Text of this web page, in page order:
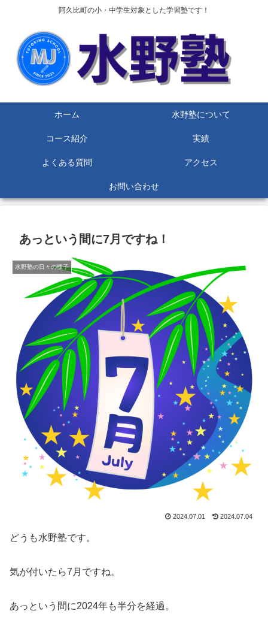
阿久比町の小・中学生対象とした学習塾です！
ホーム 水野塾について
コース紹介 実績
よくある質問 アクセス
お問い合わせ
あっという間に7月ですね！
水野塾の日々の様子
2024.07.01 2024.07.04
どうも水野塾です。
気が付いたら7月ですね。
あっという間に2024年も半分を経過。